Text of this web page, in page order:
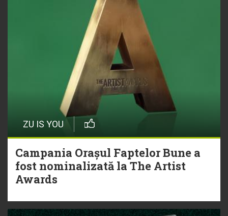
ZU IS YOU
Campania Orașul Faptelor Bune a
fost nominalizată la The Artist
Awards